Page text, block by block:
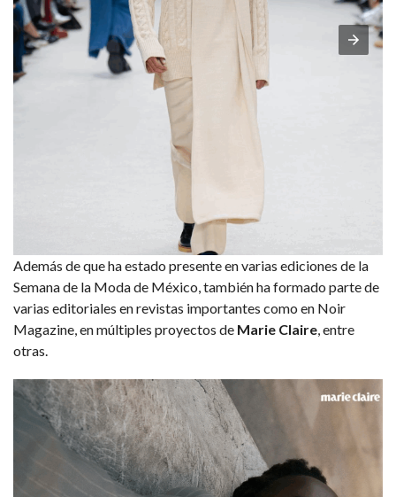
Además de que ha estado presente en varias ediciones de la
Semana de la Moda de México, también ha formado parte de
varias editoriales en revistas importantes como en Noir
Magazine, en múltiples proyectos de Marie Claire, entre
otras.